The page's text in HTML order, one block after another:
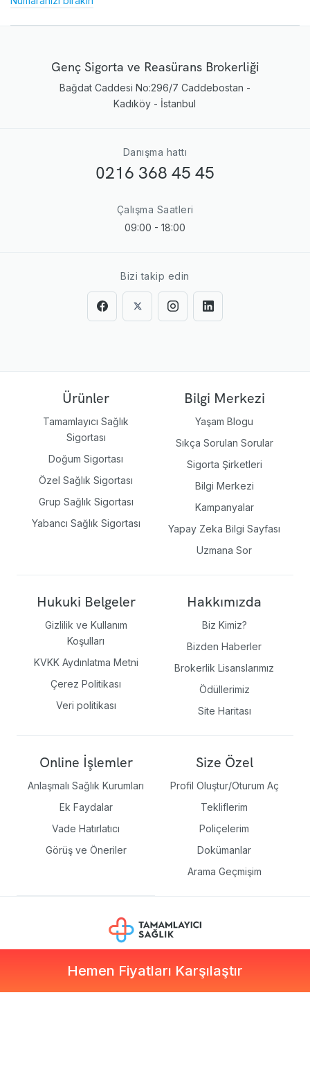
Genç Sigorta ve Reasürans Brokerliği
Bağdat Caddesi No:296/7 Caddebostan -
Kadıköy - İstanbul
Danışma hattı
0216 368 45 45
Çalışma Saatleri
09:00 - 18:00
Bizi takip edin
Ürünler
Tamamlayıcı Sağlık
Sigortası
Doğum Sigortası
Özel Sağlık Sigortası
Grup Sağlık Sigortası
Yabancı Sağlık Sigortası
Bilgi Merkezi
Yaşam Blogu
Sıkça Sorulan Sorular
Sigorta Şirketleri
Bilgi Merkezi
Kampanyalar
Yapay Zeka Bilgi Sayfası
Uzmana Sor
Hukuki Belgeler
Gizlilik ve Kullanım
Koşulları
KVKK Aydınlatma Metni
Çerez Politikası
Veri politikası
Hakkımızda
Biz Kimiz?
Bizden Haberler
Brokerlik Lisanslarımız
Ödüllerimiz
Site Haritası
Online İşlemler
Anlaşmalı Sağlık Kurumları
Ek Faydalar
Vade Hatırlatıcı
Görüş ve Öneriler
Size Özel
Profil Oluştur/Oturum Aç
Tekliflerim
Poliçelerim
Dokümanlar
Arama Geçmişim
Hemen Fiyatları Karşılaştır